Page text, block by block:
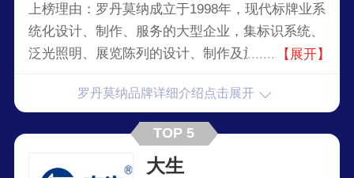
上榜理由：罗丹莫纳成立于1998年，现代标牌业系
统化设计、制作、服务的大型企业，集标识系统、
泛光照明、展览陈列的设计、制作及施工于一体，
提供各种标识解决方案。
【展开】
罗丹莫纳品牌详细介绍点击展开
TOP 5
大生